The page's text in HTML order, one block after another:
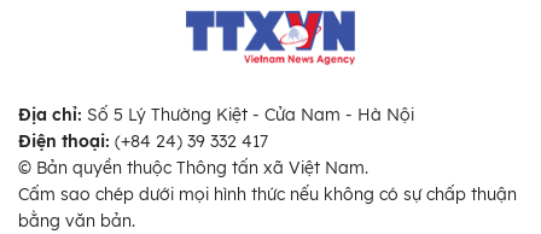
Địa chỉ: Số 5 Lý Thường Kiệt - Cửa Nam - Hà Nội
Điện thoại: (+84 24) 39 332 417
© Bản quyền thuộc Thông tấn xã Việt Nam.
Cấm sao chép dưới mọi hình thức nếu không có sự chấp thuận
bằng văn bản.